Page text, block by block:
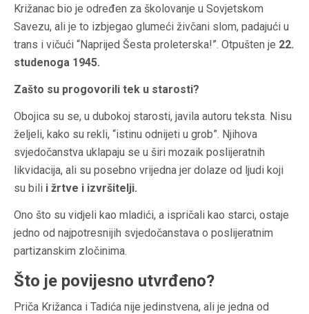
Križanac bio je određen za školovanje u Sovjetskom
Savezu, ali je to izbjegao glumeći živčani slom, padajući u
trans i vičući “Naprijed Šesta proleterska!”. Otpušten je 22.
studenoga 1945.
Zašto su progovorili tek u starosti?
Obojica su se, u dubokoj starosti, javila autoru teksta. Nisu
željeli, kako su rekli, “istinu odnijeti u grob”. Njihova
svjedočanstva uklapaju se u širi mozaik poslijeratnih
likvidacija, ali su posebno vrijedna jer dolaze od ljudi koji
su bili i žrtve i izvršitelji.
Ono što su vidjeli kao mladići, a ispričali kao starci, ostaje
jedno od najpotresnijih svjedočanstava o poslijeratnim
partizanskim zločinima.
Što je povijesno utvrđeno?
Priča Križanca i Tadića nije jedinstvena, ali je jedna od